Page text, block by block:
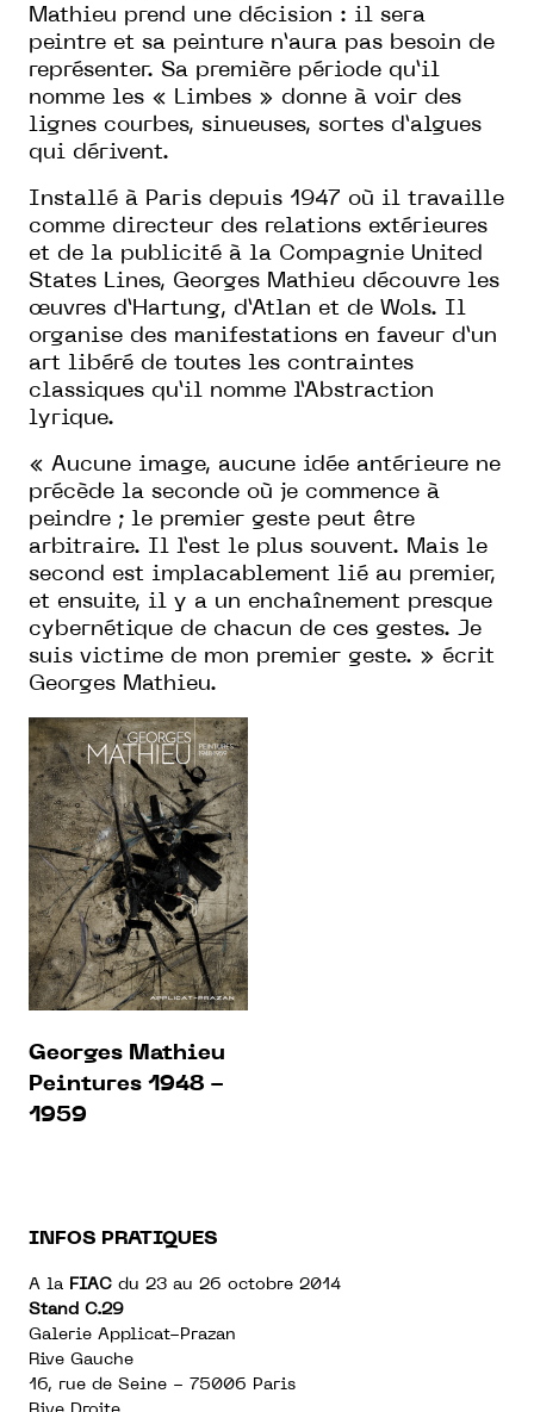
Mathieu prend une décision : il sera
peintre et sa peinture n’aura pas besoin de
représenter. Sa première période qu’il
nomme les « Limbes » donne à voir des
lignes courbes, sinueuses, sortes d’algues
qui dérivent.
Installé à Paris depuis 1947 où il travaille
comme directeur des relations extérieures
et de la publicité à la Compagnie United
States Lines, Georges Mathieu découvre les
œuvres d’Hartung, d’Atlan et de Wols. Il
organise des manifestations en faveur d’un
art libéré de toutes les contraintes
classiques qu’il nomme l’Abstraction
lyrique.
« Aucune image, aucune idée antérieure ne
précède la seconde où je commence à
peindre ; le premier geste peut être
arbitraire. Il l’est le plus souvent. Mais le
second est implacablement lié au premier,
et ensuite, il y a un enchaînement presque
cybernétique de chacun de ces gestes. Je
suis victime de mon premier geste. » écrit
Georges Mathieu.
Georges Mathieu
Peintures 1948 -
1959
INFOS PRATIQUES
A la FIAC du 23 au 26 octobre 2014
Stand C.29
Galerie Applicat-Prazan
Rive Gauche
16, rue de Seine - 75006 Paris